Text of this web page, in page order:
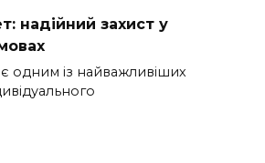
надійний захист у
одним із найважливіших